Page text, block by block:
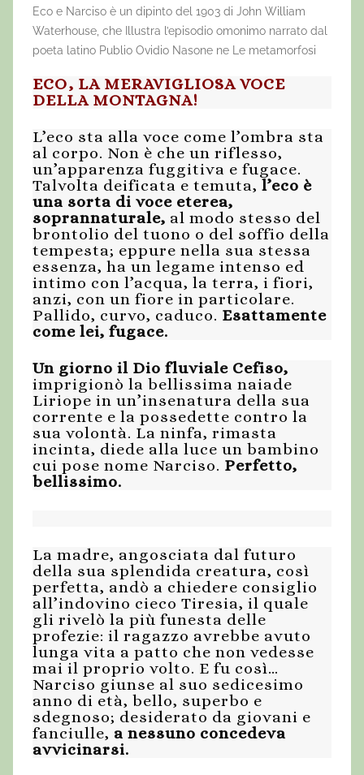
Eco e Narciso è un dipinto del 1903 di John William
Waterhouse, che Illustra l’episodio omonimo narrato dal
poeta latino Publio Ovidio Nasone ne Le metamorfosi
ECO, LA MERAVIGLIOSA VOCE
DELLA MONTAGNA!
L’eco sta alla voce come l’ombra sta
al corpo. Non è che un riflesso,
un’apparenza fuggitiva e fugace.
Talvolta deificata e temuta, l’eco è
una sorta di voce eterea,
soprannaturale, al modo stesso del
brontolio del tuono o del soffio della
tempesta; eppure nella sua stessa
essenza, ha un legame intenso ed
intimo con l’acqua, la terra, i fiori,
anzi, con un fiore in particolare.
Pallido, curvo, caduco. Esattamente
come lei, fugace.
Un giorno il Dio fluviale Cefiso,
imprigionò la bellissima naiade
Liriope in un’insenatura della sua
corrente e la possedette contro la
sua volontà. La ninfa, rimasta
incinta, diede alla luce un bambino
cui pose nome Narciso. Perfetto,
bellissimo.
La madre, angosciata dal futuro
della sua splendida creatura, così
perfetta, andò a chiedere consiglio
all’indovino cieco Tiresia, il quale
gli rivelò la più funesta delle
profezie: il ragazzo avrebbe avuto
lunga vita a patto che non vedesse
mai il proprio volto. E fu così…
Narciso giunse al suo sedicesimo
anno di età, bello, superbo e
sdegnoso; desiderato da giovani e
fanciulle, a nessuno concedeva
avvicinarsi.